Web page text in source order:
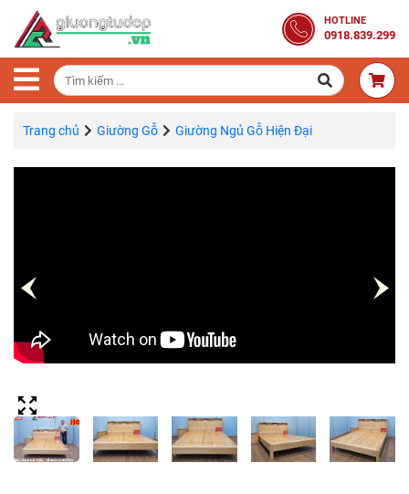
HOTLINE
0918.839.299
Trang
Chủ
Combo
Phòng
Ngủ
Nhiên
Trang
Điểm
Gỗ
Trang chủ Giường Gỗ Giường Ngủ Gỗ Hiện Đại